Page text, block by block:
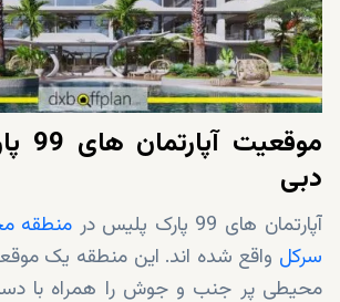
دبی
آپارتمان های 99 پارک پلیس در
منطقه
سرکل واقع شده اند. این منطقه یک
محیطی پر جنب و جوش را همراه با